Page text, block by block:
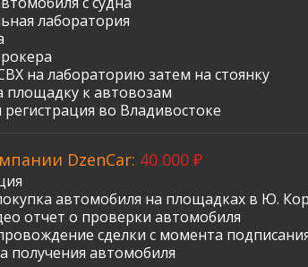
лаборатория
на лабораторию затем на стоянку
площадку к автовозам
во Владивостоке
DzenCar: 40 000 ₽
автомобиля на площадках в Ю.
отчет о проверки автомобиля
сделки с момента
получения автомобиля